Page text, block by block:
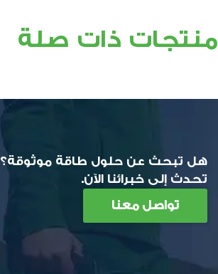
منتجات ذات صلة
هل تبحث عن حلول طاقة موثوقة؟
تحدث إلى خبرائنا الآن.
تواصل معنا